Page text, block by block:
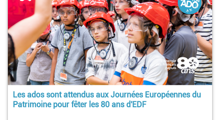
Les ados sont attendus aux Journées Européennes du
Patrimoine pour fêter les 80 ans d'EDF